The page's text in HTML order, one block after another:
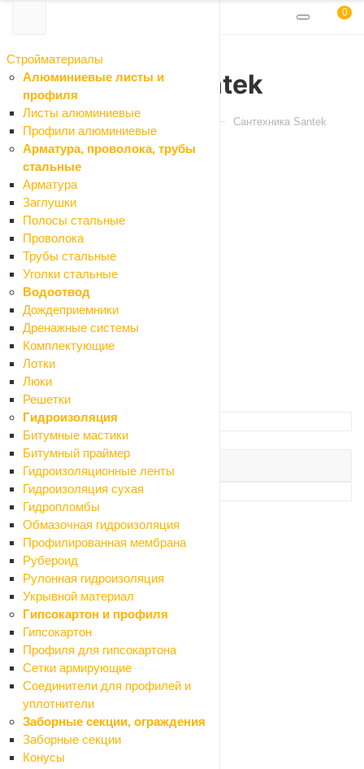
Стройматериалы
Алюминиевые листы и
профиля
Листы алюминиевые
Профили алюминиевые
Арматура, проволока, трубы
стальные
Арматура
Заглушки
Полосы стальные
Проволока
Трубы стальные
Уголки стальные
Водоотвод
Дождеприемники
Дренажные системы
Комплектующие
Лотки
Люки
Решетки
Гидроизоляция
Битумные мастики
Битумный праймер
Гидроизоляционные ленты
Гидроизоляция сухая
Гидропломбы
Обмазочная гидроизоляция
Профилированная мембрана
Рубероид
Рулонная гидроизоляция
Укрывной материал
Гипсокартон и профиля
Гипсокартон
Профиля для гипсокартона
Сетки армирующие
Соединители для профилей и
уплотнители
Заборные секции, ограждения
Заборные секции
Конусы
0
Сантехника Santek
Главная Каталог Сантехника Santek
Фильтр
По популярности (возрастание)
По популярности (убывание)
По популярности (возрастание)
По наименованию (убывание)
По наименованию (возрастание)
По цене (убывание)
По цене (возрастание)
Фильтр
Цена
от
Производитель: 1
Alca plast7
Aokeliya11
AQUA NERO3
Aquaton1
Ariston3
Arona2
Articplast4
Arvad10
BALLU1
Bas2
BEROSSI1
Besile1
Brimix94
Cersanit21
Colombo Будфарфор